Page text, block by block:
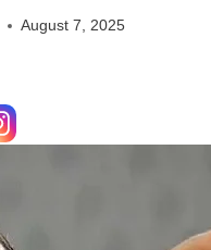
August 7, 2025